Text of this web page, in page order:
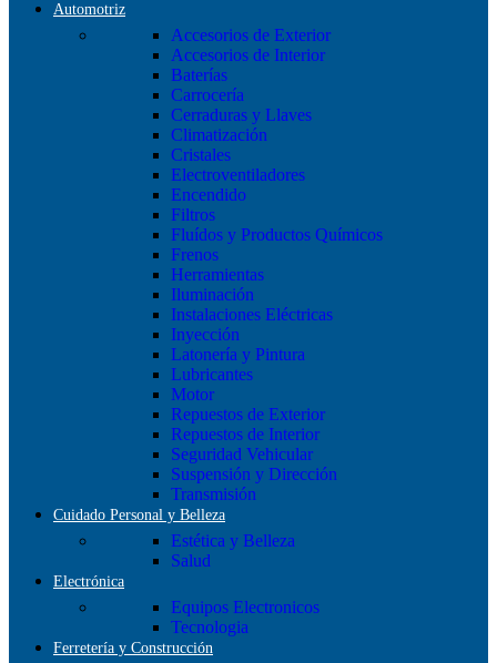
Automotriz
Accesorios de Exterior
Accesorios de Interior
Baterías
Carrocería
Cerraduras y Llaves
Climatización
Cristales
Electroventiladores
Encendido
Filtros
Fluídos y Productos Químicos
Frenos
Herramientas
Iluminación
Instalaciones Eléctricas
Inyección
Latonería y Pintura
Lubricantes
Motor
Repuestos de Exterior
Repuestos de Interior
Seguridad Vehicular
Suspensión y Dirección
Transmisión
Cuidado Personal y Belleza
Estética y Belleza
Salud
Electrónica
Equipos Electronicos
Tecnologia
Ferretería y Construcción